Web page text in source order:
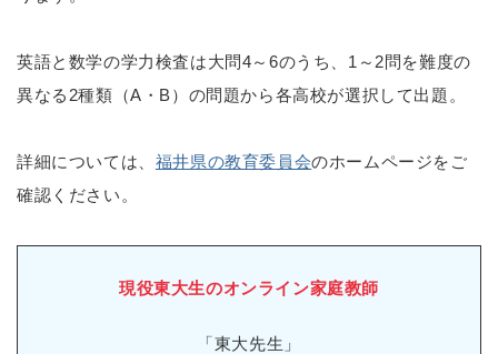
英語と数学の学力検査は大問4～6のうち、1～2問を難度の
異なる2種類（A・B）の問題から各高校が選択して出題。
詳細については、 福井県の教育委員会のホームページをご
確認ください。
現役東大生のオンライン家庭教師
「東大先生」